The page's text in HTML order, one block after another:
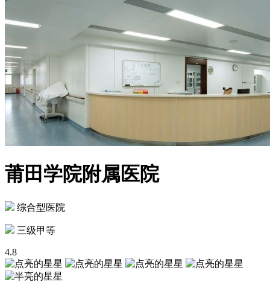
莆田学院附属医院
综合型医院
三级甲等
4.8